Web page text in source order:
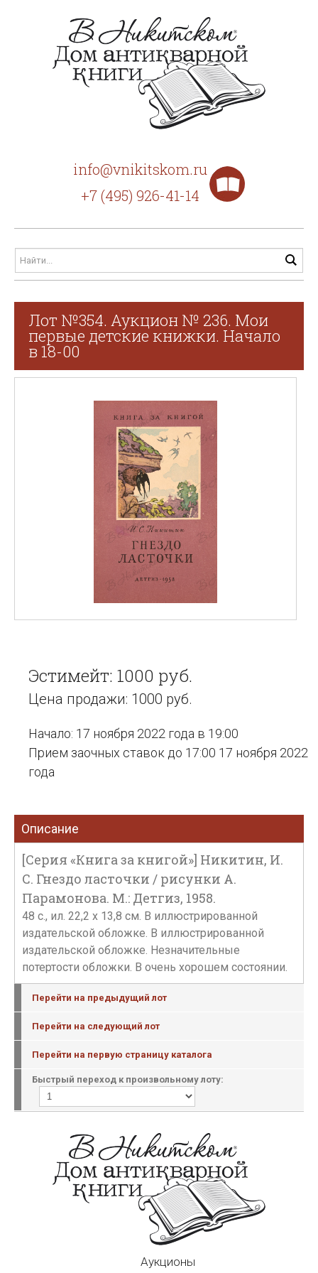
info@vnikitskom.ru
+7 (495) 926-41-14
Лот №354. Аукцион № 236. Мои
первые детские книжки. Начало
в 18-00
Эстимейт: 1000 руб.
Цена продажи: 1000 руб.
Начало: 17 ноября 2022 года в 19:00
Прием заочных ставок до 17:00 17 ноября 2022
года
Описание
[Серия «Книга за книгой»] Никитин, И.
С. Гнездо ласточки / рисунки А.
Парамонова. М.: Детгиз, 1958.
48 с., ил. 22,2 х 13,8 см. В иллюстрированной
издательской обложке. В иллюстрированной
издательской обложке. Незначительные
потертости обложки. В очень хорошем состоянии.
Перейти на предыдущий лот
Перейти на следующий лот
Перейти на первую страницу каталога
Быстрый переход к произвольному лоту:
Аукционы